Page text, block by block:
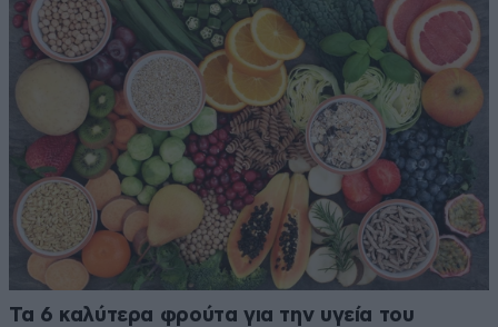
Τα 6 καλύτερα φρούτα για την υγεία του